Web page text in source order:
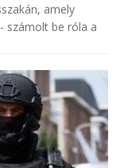
amely
számolt be róla a